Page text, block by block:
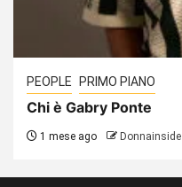
PEOPLE PRIMO PIANO
Chi è Gabry Ponte
1 mese ago Donnainside